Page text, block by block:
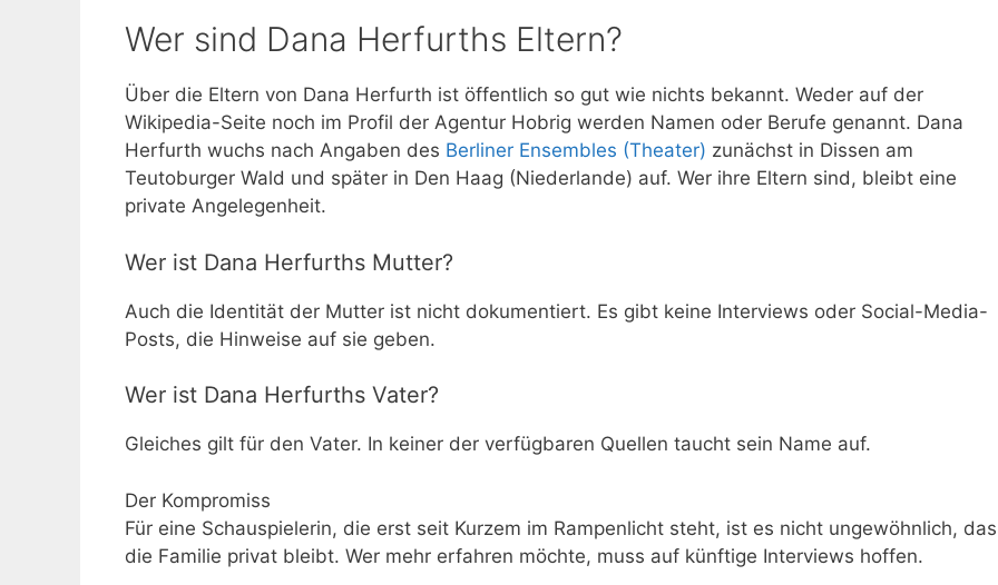
Wer sind Dana Herfurths Eltern?
Über die Eltern von Dana Herfurth ist öffentlich so gut wie nichts bekannt. Weder auf der
Wikipedia-Seite noch im Profil der Agentur Hobrig werden Namen oder Berufe genannt. Dana
Herfurth wuchs nach Angaben des Berliner Ensembles (Theater) zunächst in Dissen am
Teutoburger Wald und später in Den Haag (Niederlande) auf. Wer ihre Eltern sind, bleibt eine
private Angelegenheit.
Wer ist Dana Herfurths Mutter?
Auch die Identität der Mutter ist nicht dokumentiert. Es gibt keine Interviews oder Social-Media-
Posts, die Hinweise auf sie geben.
Wer ist Dana Herfurths Vater?
Gleiches gilt für den Vater. In keiner der verfügbaren Quellen taucht sein Name auf.
Der Kompromiss
Für eine Schauspielerin, die erst seit Kurzem im Rampenlicht steht, ist es nicht ungewöhnlich,
die Familie privat bleibt. Wer mehr erfahren möchte, muss auf künftige Interviews hoffen.